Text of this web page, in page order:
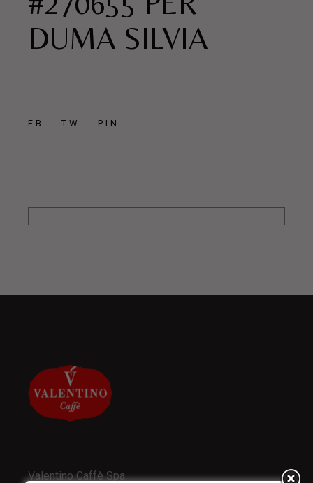
DUMA SILVIA
FB TW PIN
Valentino Caffè Spa